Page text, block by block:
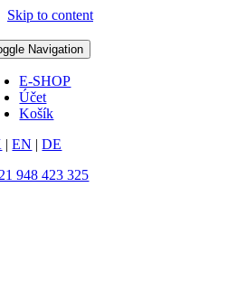
Skip to content
Navigation
E-SHOP
Účet
Košík
|EN |DE
948 423 325